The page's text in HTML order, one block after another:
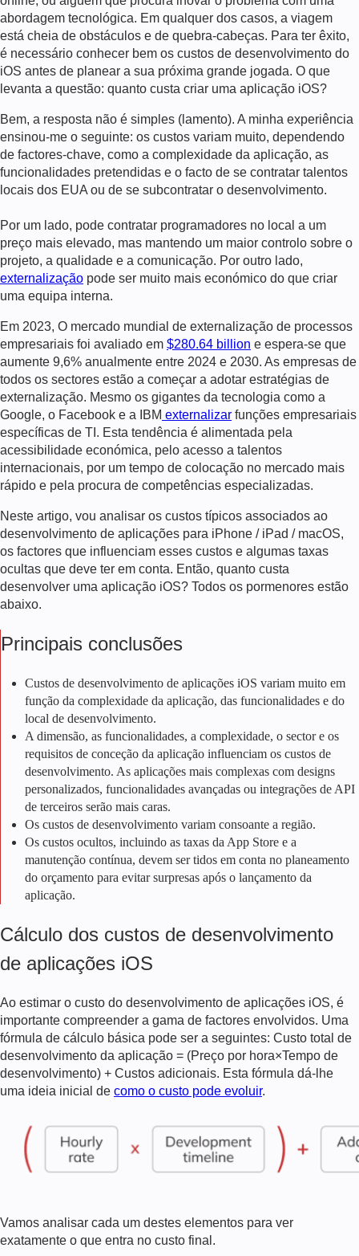
abordagem tecnológica. Em qualquer dos casos, a viagem
está cheia de obstáculos e de quebra-cabeças. Para ter êxito,
é necessário conhecer bem os custos de desenvolvimento do
iOS antes de planear a sua próxima grande jogada. O que
levanta a questão: quanto custa criar uma aplicação iOS?
Bem, a resposta não é simples (lamento). A minha experiência
ensinou-me o seguinte: os custos variam muito, dependendo
de factores-chave, como a complexidade da aplicação, as
funcionalidades pretendidas e o facto de se contratar talentos
locais dos EUA ou de se subcontratar o desenvolvimento.
Por um lado, pode contratar programadores no local a um
preço mais elevado, mas mantendo um maior controlo sobre o
projeto, a qualidade e a comunicação. Por outro lado,
externalização pode ser muito mais económico do que criar
uma equipa interna.
Em 2023, O mercado mundial de externalização de processos
empresariais foi avaliado em $280.64 billion e espera-se que
aumente 9,6% anualmente entre 2024 e 2030. As empresas de
todos os sectores estão a começar a adotar estratégias de
externalização. Mesmo os gigantes da tecnologia como a
Google, o Facebook e a IBM externalizar funções empresariais
específicas de TI. Esta tendência é alimentada pela
acessibilidade económica, pelo acesso a talentos
internacionais, por um tempo de colocação no mercado mais
rápido e pela procura de competências especializadas.
Neste artigo, vou analisar os custos típicos associados ao
desenvolvimento de aplicações para iPhone / iPad / macOS,
os factores que influenciam esses custos e algumas taxas
ocultas que deve ter em conta. Então, quanto custa
desenvolver uma aplicação iOS? Todos os pormenores estão
abaixo.
Principais conclusões
Custos de desenvolvimento de aplicações iOS variam muito em
função da complexidade da aplicação, das funcionalidades e do
local de desenvolvimento.
A dimensão, as funcionalidades, a complexidade, o sector e os
requisitos de conceção da aplicação influenciam os custos de
desenvolvimento. As aplicações mais complexas com designs
personalizados, funcionalidades avançadas ou integrações de API
de terceiros serão mais caras.
Os custos de desenvolvimento variam consoante a região.
Os custos ocultos, incluindo as taxas da App Store e a
manutenção contínua, devem ser tidos em conta no planeamento
do orçamento para evitar surpresas após o lançamento da
aplicação.
Cálculo dos custos de desenvolvimento
de aplicações iOS
Ao estimar o custo do desenvolvimento de aplicações iOS, é
importante compreender a gama de factores envolvidos. Uma
fórmula de cálculo básica pode ser a seguintes: Custo total de
desenvolvimento da aplicação = (Preço por hora×Tempo de
desenvolvimento) + Custos adicionais. Esta fórmula dá-lhe
uma ideia inicial de como o custo pode evoluir.
Vamos analisar cada um destes elementos para ver
exatamente o que entra no custo final.